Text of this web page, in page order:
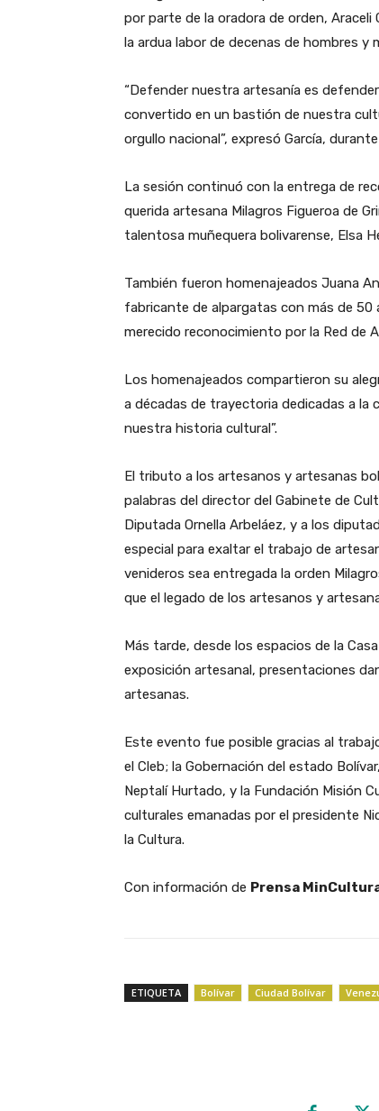
por parte de la oradora de orden, Araceli
la ardua labor de decenas de hombres y
“Defender nuestra artesanía es
convertido en un bastión de nuestra
orgullo nacional”, expresó García,
La sesión continuó con la entrega de
querida artesana Milagros Figueroa de
talentosa muñequera bolivarense, Elsa
También fueron homenajeados Juana
fabricante de alpargatas con más de
merecido reconocimiento por la Red de
Los homenajeados compartieron su
a décadas de trayectoria dedicadas a la
nuestra historia cultural”.
El tributo a los artesanos y artesanas
palabras del director del Gabinete de
Diputada Ornella Arbeláez, y a los
especial para exaltar el trabajo de
venideros sea entregada la orden
que el legado de los artesanos y
Más tarde, desde los espacios de la
exposición artesanal, presentaciones
artesanas.
Este evento fue posible gracias al
el Cleb; la Gobernación del estado
Neptalí Hurtado, y la Fundación Misión
culturales emanadas por el presidente
la Cultura.
Con información de Prensa
ETIQUETA Bolívar Ciudad Bolívar